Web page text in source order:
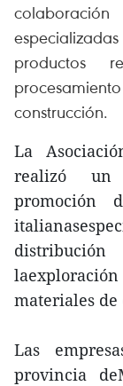
productos
construcción.
La
realizó un
promoción
materiales
Las
provincia